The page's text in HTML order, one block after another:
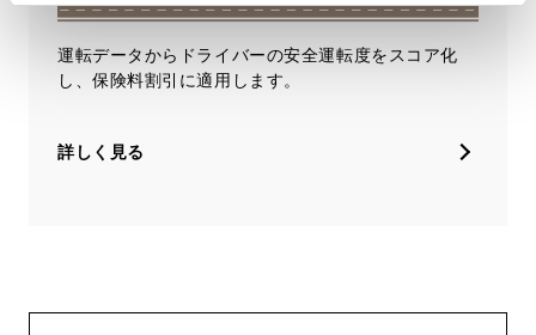
運転データからドライバーの安全運転度をスコア化
し、保険料割引に適用します。
詳しく見る